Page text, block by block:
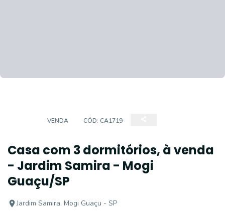
VENDA CÓD: CA1719
Casa com 3 dormitórios, à venda
- Jardim Samira - Mogi
Guaçu/SP
Jardim Samira, Mogi Guaçu - SP